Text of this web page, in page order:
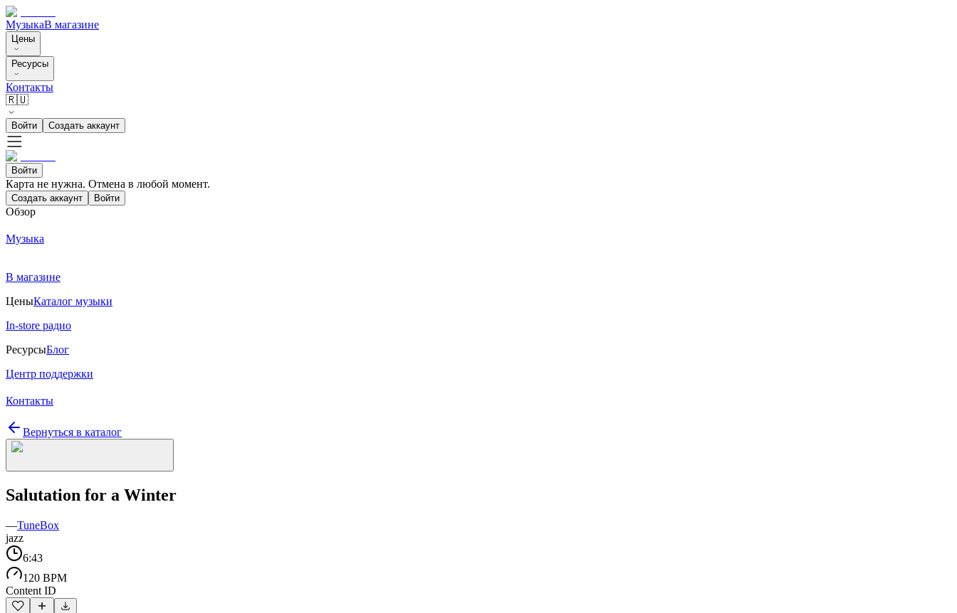
МузыкаВ магазине
Цены
Ресурсы
Контакты
🇷🇺
Войти Создать аккаунт
Войти
Карта не нужна. Отмена в любой момент.
Создать аккаунт Войти
Обзор
Музыка
В магазине
ЦеныКаталог музыки
In-store радио
РесурсыБлог
Центр поддержки
Контакты
Вернуться в каталог
Salutation for a Winter
—TuneBox
jazz
6:43
120 BPM
Content ID